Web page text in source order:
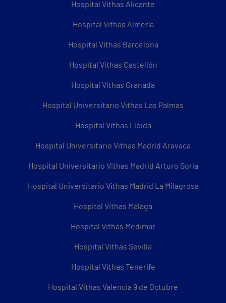
Hospital Vithas Alicante
Hospital Vithas Almería
Hospital Vithas Barcelona
Hospital Vithas Castellón
Hospital Vithas Granada
Hospital Universitario Vithas Las Palmas
Hospital Vithas Lleida
Hospital Universitario Vithas Madrid Aravaca
Hospital Universitario Vithas Madrid Arturo Soria
Hospital Universitario Vithas Madrid La Milagrosa
Hospital Vithas Málaga
Hospital Vithas Medimar
Hospital Vithas Sevilla
Hospital Vithas Tenerife
Hospital Vithas Valencia 9 de Octubre